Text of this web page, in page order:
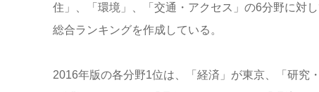
住」、「環境」、「交通・アクセス」の6分野に対
総合ランキングを作成している。
2016年版の各分野1位は、「経済」が東京、「研究